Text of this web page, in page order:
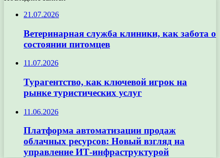
21.07.2026
Ветеринарная служба клиники, как забота о
состоянии питомцев
11.07.2026
Турагентство, как ключевой игрок на
рынке туристических услуг
11.06.2026
Платформа автоматизации продаж
облачных ресурсов: Новый взгляд на
управление ИТ-инфраструктурой